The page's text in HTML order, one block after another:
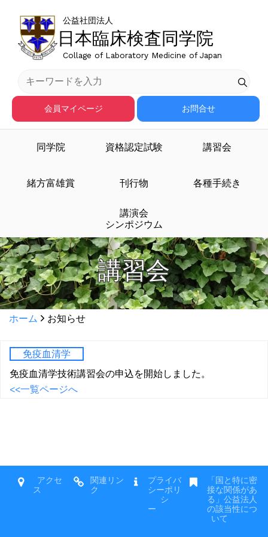
日本臨床検査同学院
公益社団法人
Collage of Laboratory Medicine of Japan
会員マイページ お問合せ
同学院 資格認定試験 講習会
緒方富雄賞 刊行物 各種手続き
講演会
シンポジウム
講習会
ホーム お知らせ
免疫血清学
免疫血清学技術講習会の申込を開始しました。
<<一覧ページへ
アクセ
ス
関連リン
ク
プライバ
シーポリ
シ
ー
「国と特に密
接な関係があ
る」公益法人
の該当性につ
いて